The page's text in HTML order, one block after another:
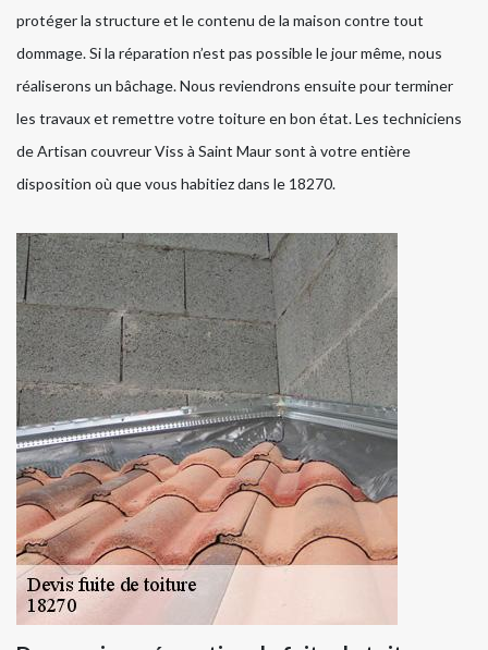
protéger la structure et le contenu de la maison contre tout
dommage. Si la réparation n’est pas possible le jour même, nous
réaliserons un bâchage. Nous reviendrons ensuite pour terminer
les travaux et remettre votre toiture en bon état. Les techniciens
de Artisan couvreur Viss à Saint Maur sont à votre entière
disposition où que vous habitiez dans le 18270.